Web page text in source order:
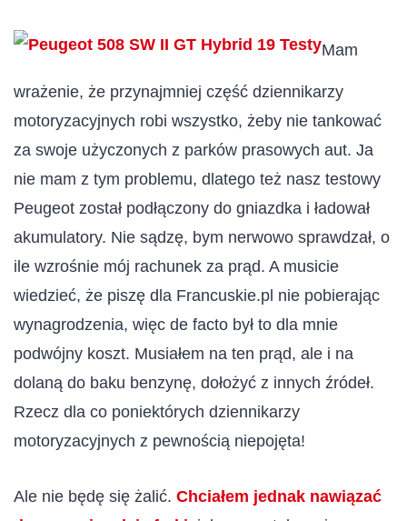
Mam
wrażenie, że przynajmniej część dziennikarzy
motoryzacyjnych robi wszystko, żeby nie tankować
za swoje użyczonych z parków prasowych aut. Ja
nie mam z tym problemu, dlatego też nasz testowy
Peugeot został podłączony do gniazdka i ładował
akumulatory. Nie sądzę, bym nerwowo sprawdzał, o
ile wzrośnie mój rachunek za prąd. A musicie
wiedzieć, że piszę dla Francuskie.pl nie pobierając
wynagrodzenia, więc de facto był to dla mnie
podwójny koszt. Musiałem na ten prąd, ale i na
dolaną do baku benzynę, dołożyć z innych źródeł.
Rzecz dla co poniektórych dziennikarzy
motoryzacyjnych z pewnością niepojęta!
Ale nie będę się żalić. Chciałem jednak nawiązać